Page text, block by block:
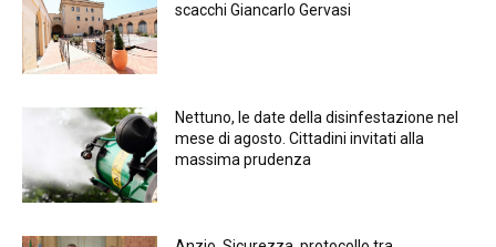
scacchi Giancarlo Gervasi
Nettuno, le date della disinfestazione nel
mese di agosto. Cittadini invitati alla
massima prudenza